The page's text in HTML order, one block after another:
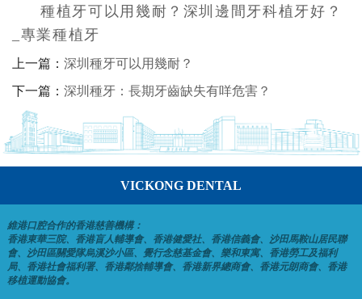
種植牙可以用幾耐？深圳邊間牙科植牙好？
_專業種植牙
上一篇： 深圳種牙可以用幾耐？
下一篇： 深圳種牙：長期牙齒缺失有咩危害？
VICKONG DENTAL
維港口腔合作的香港慈善機構：
香港東華三院、香港盲人輔導會、香港健愛社、香港信義會、沙田馬鞍山居民聯
會、沙田區關愛隊烏溪沙小區、覺行念慈基金會、樂和東寓、香港勞工及福利
局、香港社會福利署、香港鄰捨輔導會、香港新界總商會、香港元朗商會、香港
移植運動協會。